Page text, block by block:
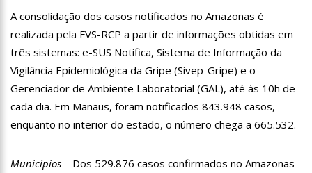
candidatura de coronel Menezes à Prefeitura de Manaus em 2024
10:26 Ex-noivo de Marília Mendonça choca fãs com homenagem a
ela em seu casamento
10:15 Aos 43 anos, mulher com deficiência contrata jovem para
fazer sexo pela primeira vez
Virginia Fonseca mente sobre avião e Zé Felipe enfrenta
crise na carreira
12:46 Enfermeiros do HPS 28 de Agosto são aprovados em
12:42 Casal morre em acidente de trânsito em avenida de Manaus
A consolidação dos casos notificados no Amazonas é
realizada pela FVS-RCP a partir de informações obtidas em
três sistemas: e-SUS Notifica, Sistema de Informação da
Vigilância Epidemiológica da Gripe (Sivep-Gripe) e o
Gerenciador de Ambiente Laboratorial (GAL), até às 10h de
cada dia. Em Manaus, foram notificados 843.948 casos,
enquanto no interior do estado, o número chega a 665.532.
Municípios – Dos 529.876 casos confirmados no Amazonas